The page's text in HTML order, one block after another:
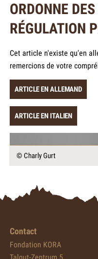
ORDONNE
RÉGULATION
Cet article n'existe qu'en
remercions de votre
ARTICLE EN ALLEMAND
ARTICLE EN ITALIEN
© Charly Gurt
Contact
Fondation KORA